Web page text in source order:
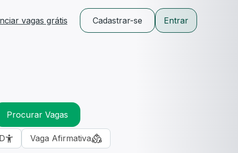
vagas grátis Cadastrar-se Entrar
Procurar Vagas
Vaga Afirmativa